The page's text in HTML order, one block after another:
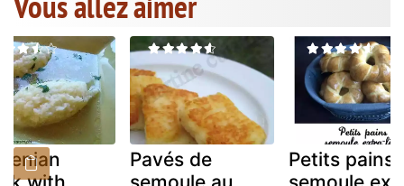
Pavés de
Petits pains